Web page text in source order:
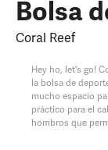
Bolsa
Coral Reef
Hey ho, let's go!
la bolsa de
mucho espacio
práctico para el
hombros que